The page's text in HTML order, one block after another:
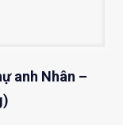
anh Nhân –